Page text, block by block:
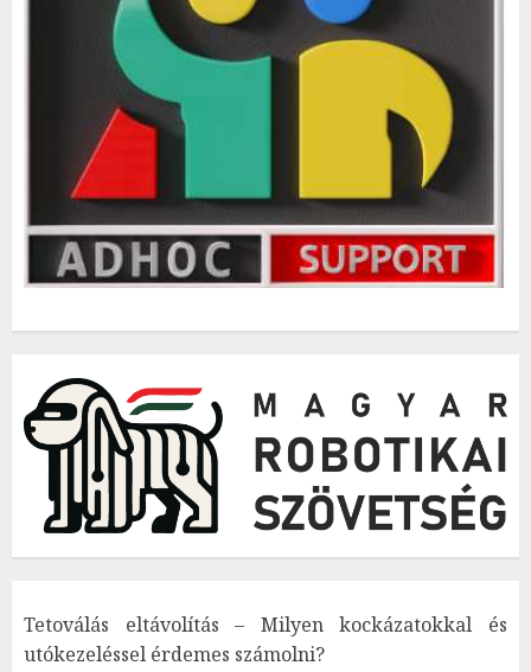
Tetoválás eltávolítás – Milyen kockázatokkal és
utókezeléssel érdemes számolni?